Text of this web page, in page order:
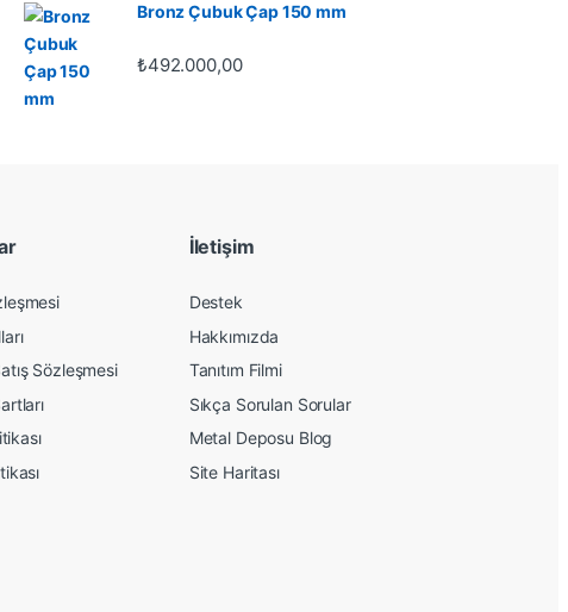
Bronz Çubuk Çap 150 mm
₺492.000,00
Sözleşmesi
İletişim
Destek
Hakkımızda
Tanıtım Filmi
Sıkça Sorulan Sorular
Metal Deposu Blog
Site Haritası